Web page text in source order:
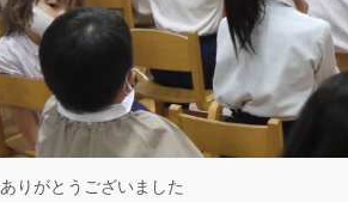
りがとうございました